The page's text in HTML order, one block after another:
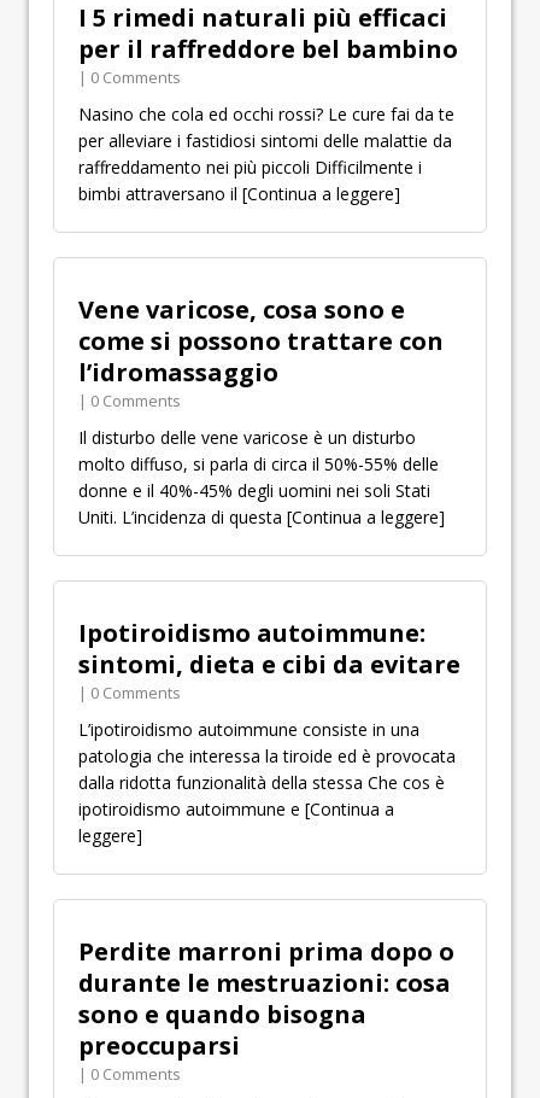
I 5 rimedi naturali più efficaci
per il raffreddore bel bambino
| 0 Comments
Nasino che cola ed occhi rossi? Le cure fai da te
per alleviare i fastidiosi sintomi delle malattie da
raffreddamento nei più piccoli Difficilmente i
bimbi attraversano il [Continua a leggere]
Vene varicose, cosa sono e
come si possono trattare con
l’idromassaggio
| 0 Comments
Il disturbo delle vene varicose è un disturbo
molto diffuso, si parla di circa il 50%-55% delle
donne e il 40%-45% degli uomini nei soli Stati
Uniti. L’incidenza di questa [Continua a leggere]
Ipotiroidismo autoimmune:
sintomi, dieta e cibi da evitare
| 0 Comments
L’ipotiroidismo autoimmune consiste in una
patologia che interessa la tiroide ed è provocata
dalla ridotta funzionalità della stessa Che cos è
ipotiroidismo autoimmune e [Continua a
leggere]
Perdite marroni prima dopo o
durante le mestruazioni: cosa
sono e quando bisogna
preoccuparsi
| 0 Comments